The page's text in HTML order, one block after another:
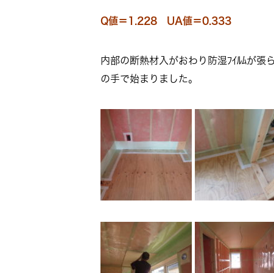
Q値＝1.228 UA値＝0.333
内部の断熱材入がおわり防湿ﾌｲﾙﾑが張
の手で始まりました。